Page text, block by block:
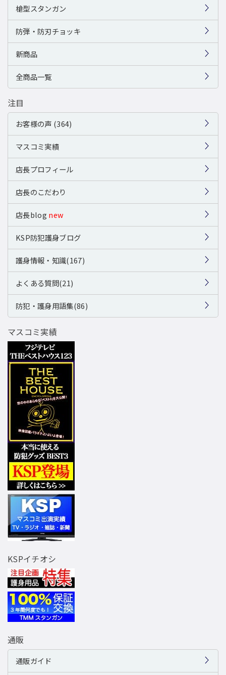
槍型スタンガン
防弾・防刃チョッキ
新商品
全商品一覧
注目
お客様の声 (364)
マスコミ実績
店長プロフィール
店長のこだわり
店長blog new
KSP防犯護身ブログ
護身情報・知識(167)
よくある質問(21)
防犯・護身用語集(86)
マスコミ実績
KSPイチオシ
通販
通販ガイド